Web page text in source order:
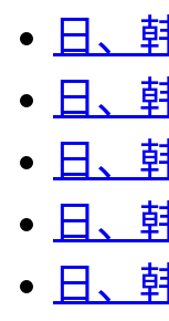
日、
日、
日、
日、
日、